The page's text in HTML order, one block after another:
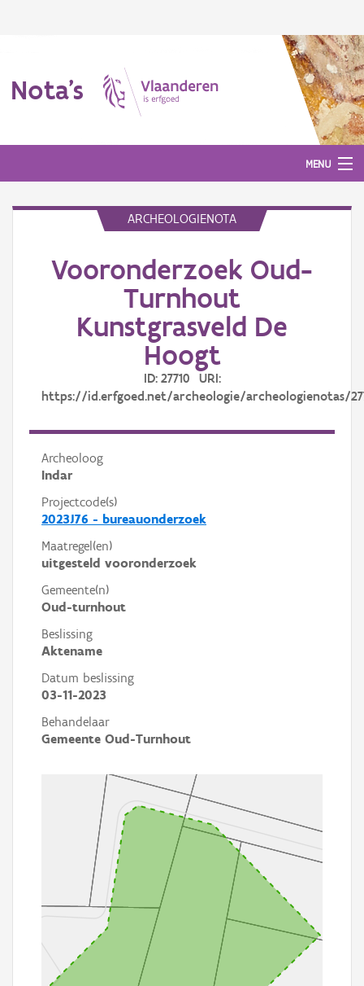
Nota's
MENU
Aanmelden
ARCHEOLOGIENOTA
Vooronderzoek Oud-
Turnhout
Kunstgrasveld De
Hoogt
ID: 27710 URI:
https://id.erfgoed.net/archeologie/archeologienotas/
Archeoloog
Indar
Projectcode(s)
2023J76 - bureauonderzoek
Maatregel(en)
uitgesteld vooronderzoek
Gemeente(n)
Oud-turnhout
Beslissing
Aktename
Datum beslissing
03-11-2023
Behandelaar
Gemeente Oud-Turnhout